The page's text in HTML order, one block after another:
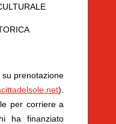
su prenotazione
).
per corriere a
ha finanziato